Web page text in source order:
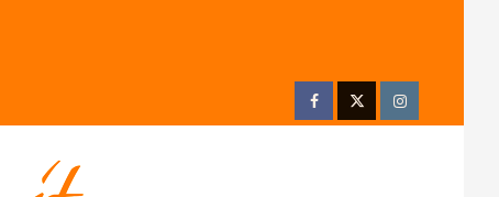
FacebookTwitterInstagram